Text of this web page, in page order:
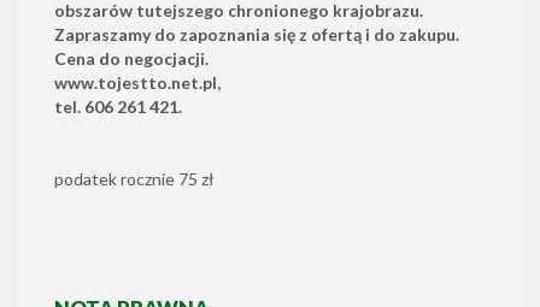
obszarów tutejszego chronionego krajobrazu.
Zapraszamy do zapoznania się z ofertą i do zakupu.
Cena do negocjacji.
www.tojestto.net.pl,
tel. 606 261 421.
podatek rocznie 75 zł